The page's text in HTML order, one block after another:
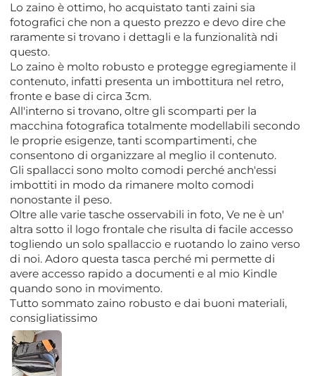
Lo zaino è ottimo, ho acquistato tanti zaini sia
fotografici che non a questo prezzo e devo dire che
raramente si trovano i dettagli e la funzionalità ndi
questo.
Lo zaino è molto robusto e protegge egregiamente il
contenuto, infatti presenta un imbottitura nel retro,
fronte e base di circa 3cm.
All'interno si trovano, oltre gli scomparti per la
macchina fotografica totalmente modellabili secondo
le proprie esigenze, tanti scompartimenti, che
consentono di organizzare al meglio il contenuto.
Gli spallacci sono molto comodi perché anch'essi
imbottiti in modo da rimanere molto comodi
nonostante il peso.
Oltre alle varie tasche osservabili in foto, Ve ne è un'
altra sotto il logo frontale che risulta di facile accesso
togliendo un solo spallaccio e ruotando lo zaino verso
di noi. Adoro questa tasca perché mi permette di
avere accesso rapido a documenti e al mio Kindle
quando sono in movimento.
Tutto sommato zaino robusto e dai buoni materiali,
consigliatissimo